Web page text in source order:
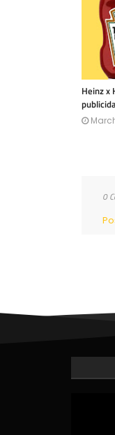
Heinz x
0